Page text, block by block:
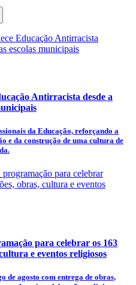
Antirracista desde a
da Educação, reforçando a
e da construção de uma cultura de
para celebrar os 163
e eventos religiosos
de agosto com entrega de obras,